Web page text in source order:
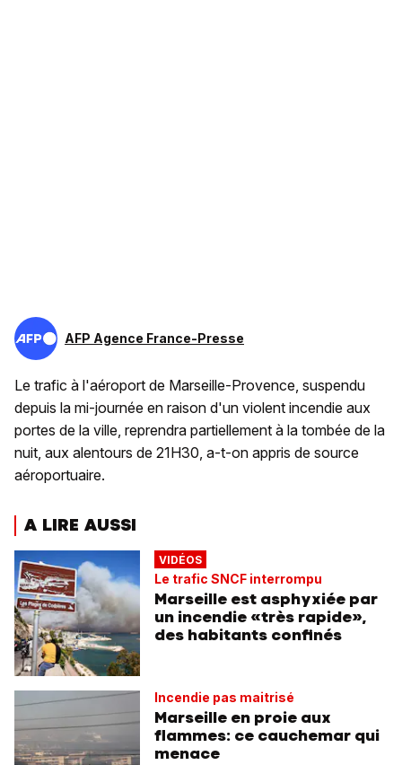
AFP Agence France-Presse
Le trafic à l'aéroport de Marseille-Provence, suspendu
depuis la mi-journée en raison d'un violent incendie aux
portes de la ville, reprendra partiellement à la tombée de la
nuit, aux alentours de 21H30, a-t-on appris de source
aéroportuaire.
A LIRE AUSSI
VIDÉOS
Le trafic SNCF interrompu
Marseille est asphyxiée par
un incendie «très rapide»,
des habitants confinés
Incendie pas maitrisé
Marseille en proie aux
flammes: ce cauchemar qui
menace